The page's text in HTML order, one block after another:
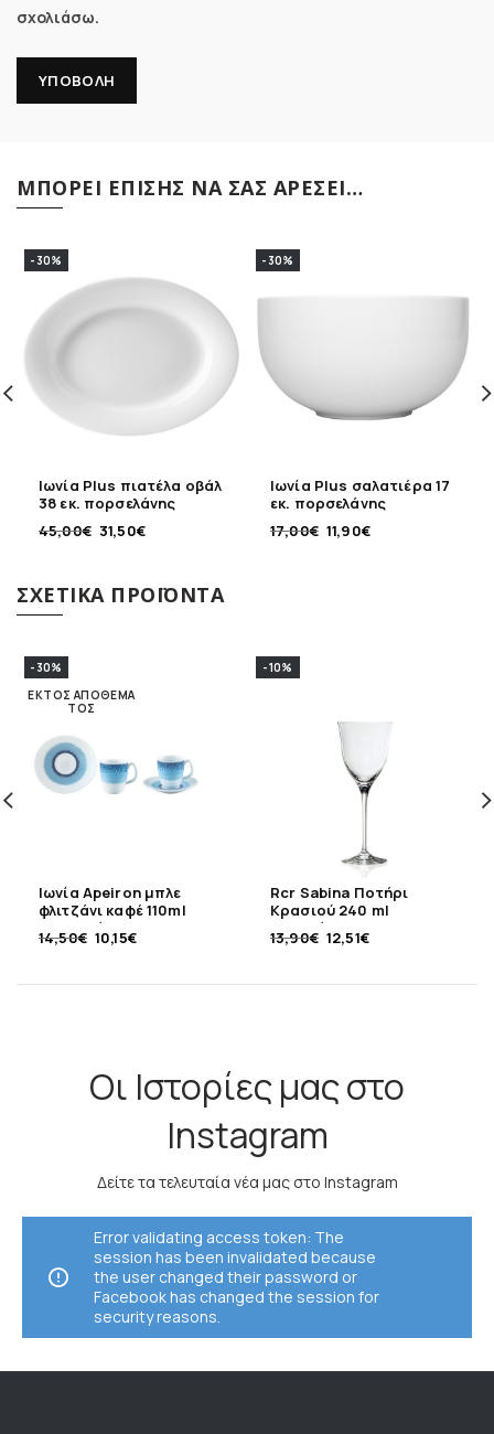
σχολιάσω.
ΜΠΟΡΕΊ ΕΠΊΣΗΣ ΝΑ ΣΑΣ ΑΡΈΣΕΙ…
-30%
Ιωνία Plus πιατέλα οβάλ
38 εκ. πορσελάνης
45,00€ 31,50€
-30%
Ιωνία Plus σαλατιέρα 17
εκ. πορσελάνης
17,00€ 11,90€
ΣΧΕΤΙΚΆ ΠΡΟΪΌΝΤΑ
-30%
ΕΚΤΌΣ ΑΠΟΘΈΜΑ
ΤΟΣ
Ιωνία Apeiron μπλε
φλιτζάνι καφέ 110ml
πορσελάνης
14,50€ 10,15€
-10%
Rcr Sabina Ποτήρι
Κρασιού 240 ml
κρυστάλλινο
13,90€ 12,51€
Οι Ιστορίες μας στο
Instagram
Δείτε τα τελευταία νέα μας στο Instagram
Error validating access token: The
session has been invalidated because
the user changed their password or
Facebook has changed the session for
security reasons.